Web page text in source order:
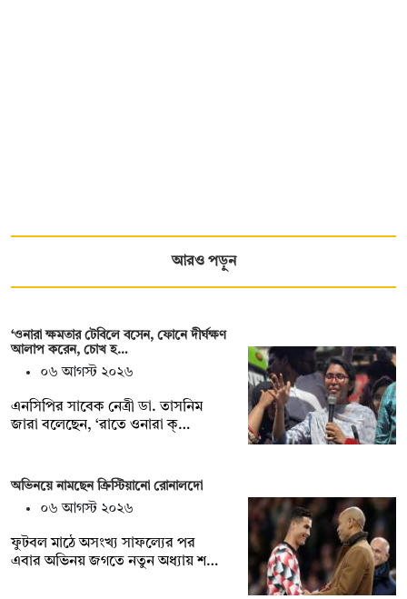
আরও পড়ুন
‘ওনারা ক্ষমতার টেবিলে বসেন, ফোনে দীর্ঘক্ষণ
আলাপ করেন, চোখ হ…
০৬ আগস্ট ২০২৬
এনসিপির সাবেক নেত্রী ডা. তাসনিম
জারা বলেছেন, ‘রাতে ওনারা ক্…
অভিনয়ে নামছেন ক্রিস্টিয়ানো রোনালদো
০৬ আগস্ট ২০২৬
ফুটবল মাঠে অসংখ্য সাফল্যের পর
এবার অভিনয় জগতে নতুন অধ্যায় শ…